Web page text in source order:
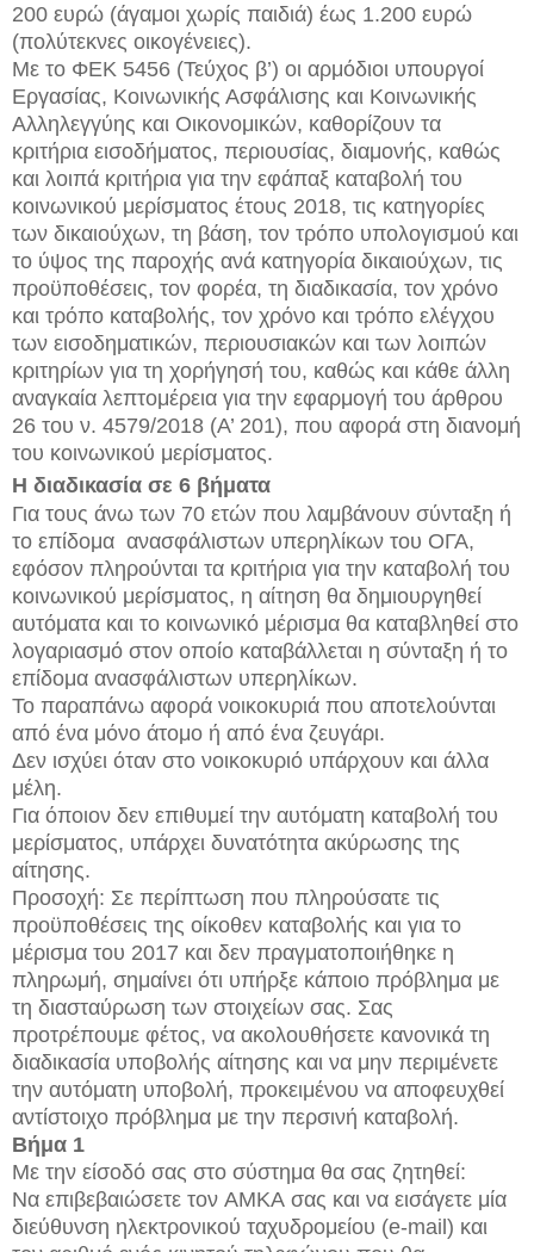
200 ευρώ (άγαμοι χωρίς παιδιά) έως 1.200 ευρώ
(πολύτεκνες οικογένειες).
Με το ΦΕΚ 5456 (Τεύχος β’) οι αρμόδιοι υπουργοί
Εργασίας, Κοινωνικής Ασφάλισης και Κοινωνικής
Αλληλεγγύης και Οικονομικών, καθορίζουν τα
κριτήρια εισοδήματος, περιουσίας, διαμονής, καθώς
και λοιπά κριτήρια για την εφάπαξ καταβολή του
κοινωνικού μερίσματος έτους 2018, τις κατηγορίες
των δικαιούχων, τη βάση, τον τρόπο υπολογισμού και
το ύψος της παροχής ανά κατηγορία δικαιούχων, τις
προϋποθέσεις, τον φορέα, τη διαδικασία, τον χρόνο
και τρόπο καταβολής, τον χρόνο και τρόπο ελέγχου
των εισοδηματικών, περιουσιακών και των λοιπών
κριτηρίων για τη χορήγησή του, καθώς και κάθε άλλη
αναγκαία λεπτομέρεια για την εφαρμογή του άρθρου
26 του ν. 4579/2018 (Α’ 201), που αφορά στη διανομή
του κοινωνικού μερίσματος.
Η διαδικασία σε 6 βήματα
Για τους άνω των 70 ετών που λαμβάνουν σύνταξη ή
το επίδομα ανασφάλιστων υπερηλίκων του ΟΓΑ,
εφόσον πληρούνται τα κριτήρια για την καταβολή του
κοινωνικού μερίσματος, η αίτηση θα δημιουργηθεί
αυτόματα και το κοινωνικό μέρισμα θα καταβληθεί στο
λογαριασμό στον οποίο καταβάλλεται η σύνταξη ή το
επίδομα ανασφάλιστων υπερηλίκων.
Το παραπάνω αφορά νοικοκυριά που αποτελούνται
από ένα μόνο άτομο ή από ένα ζευγάρι.
Δεν ισχύει όταν στο νοικοκυριό υπάρχουν και άλλα
μέλη.
Για όποιον δεν επιθυμεί την αυτόματη καταβολή του
μερίσματος, υπάρχει δυνατότητα ακύρωσης της
αίτησης.
Προσοχή: Σε περίπτωση που πληρούσατε τις
προϋποθέσεις της οίκοθεν καταβολής και για το
μέρισμα του 2017 και δεν πραγματοποιήθηκε η
πληρωμή, σημαίνει ότι υπήρξε κάποιο πρόβλημα με
τη διασταύρωση των στοιχείων σας. Σας
προτρέπουμε φέτος, να ακολουθήσετε κανονικά τη
διαδικασία υποβολής αίτησης και να μην περιμένετε
την αυτόματη υποβολή, προκειμένου να αποφευχθεί
αντίστοιχο πρόβλημα με την περσινή καταβολή.
Βήμα 1
Με την είσοδό σας στο σύστημα θα σας ζητηθεί:
Να επιβεβαιώσετε τον ΑΜΚΑ σας και να εισάγετε μία
διεύθυνση ηλεκτρονικού ταχυδρομείου (e-mail) και